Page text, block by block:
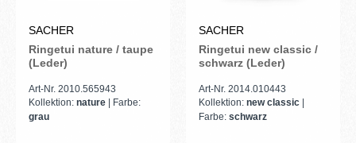
SACHER
Ringetui nature / taupe
(Leder)
Art-Nr. 2010.565943
Kollektion: nature
| Farbe:
grau
SACHER
Ringetui new classic /
schwarz (Leder)
Art-Nr. 2014.010443
Kollektion: new classic
Farbe: schwarz